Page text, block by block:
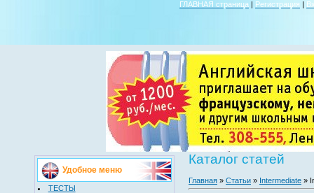
ГЛАВНАЯ страница | Регистрация |
Удобное меню
ТЕСТЫ
Каталог статей
Главная » Статьи » Intermediate »